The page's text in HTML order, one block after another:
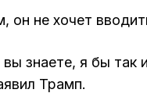
он не хочет
знаете, я бы так
Трамп.